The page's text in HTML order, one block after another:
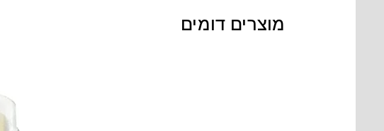
מוצרים דומים